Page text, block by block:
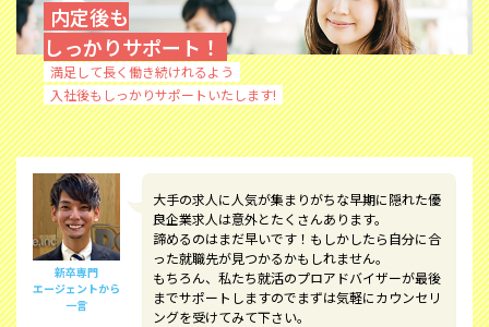
内定後も
しっかりサポート！
満足して長く働き続けれるよう
入社後もしっかりサポートいたします!
新卒専門
エージェントから
一言
大手の求人に人気が集まりがちな早期に隠れた優
良企業求人は意外とたくさんあります。
諦めるのはまだ早いです！もしかしたら自分に合
った就職先が見つかるかもしれません。
もちろん、私たち就活のプロアドバイザーが最後
までサポートしますのでまずは気軽にカウンセリ
ングを受けてみて下さい。